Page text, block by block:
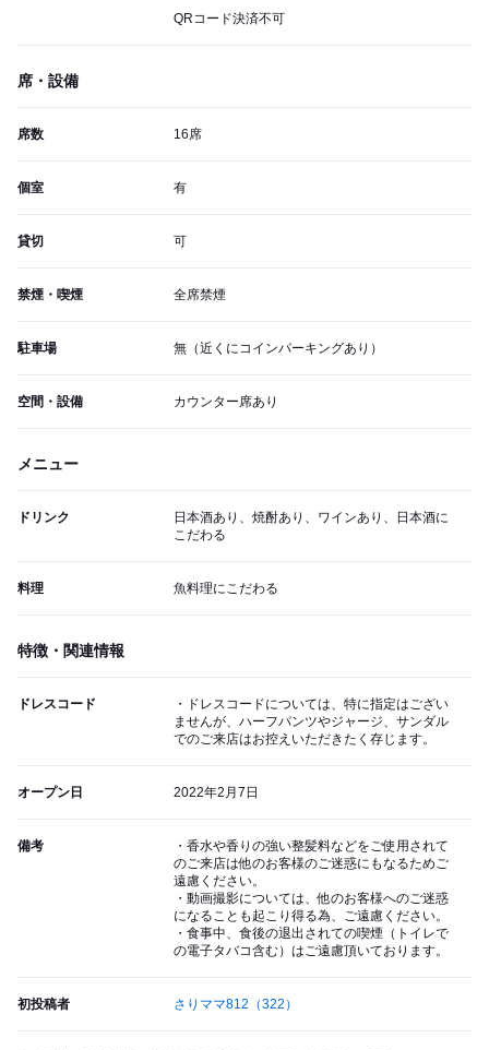
QRコード決済不可
席・設備
席数 16席
個室 有
貸切 可
禁煙・喫煙 全席禁煙
駐車場 無（近くにコインパーキングあり）
空間・設備 カウンター席あり
メニュー
ドリンク
日本酒あり、焼酎あり、ワインあり、日本酒に
こだわる
料理 魚料理にこだわる
特徴・関連情報
ドレスコード
・ドレスコードについては、特に指定はござい
ませんが、ハーフパンツやジャージ、サンダル
でのご来店はお控えいただきたく存じます。
オープン日 2022年2月7日
備考
・香水や香りの強い整髪料などをご使用されて
のご来店は他のお客様のご迷惑にもなるためご
遠慮ください。
・動画撮影については、他のお客様へのご迷惑
になることも起こり得る為、ご遠慮ください。
・食事中、食後の退出されての喫煙（トイレで
の電子タバコ含む）はご遠慮頂いております。
初投稿者 さりママ812 （322）